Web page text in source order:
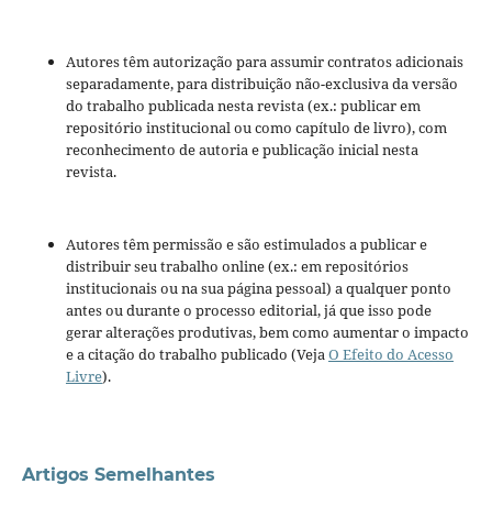
Autores têm autorização para assumir contratos adicionais
separadamente, para distribuição não-exclusiva da versão
do trabalho publicada nesta revista (ex.: publicar em
repositório institucional ou como capítulo de livro), com
reconhecimento de autoria e publicação inicial nesta
revista.
Autores têm permissão e são estimulados a publicar e
distribuir seu trabalho online (ex.: em repositórios
institucionais ou na sua página pessoal) a qualquer ponto
antes ou durante o processo editorial, já que isso pode
gerar alterações produtivas, bem como aumentar o impacto
e a citação do trabalho publicado (VejaO Efeito do Acesso
Livre).
Artigos Semelhantes